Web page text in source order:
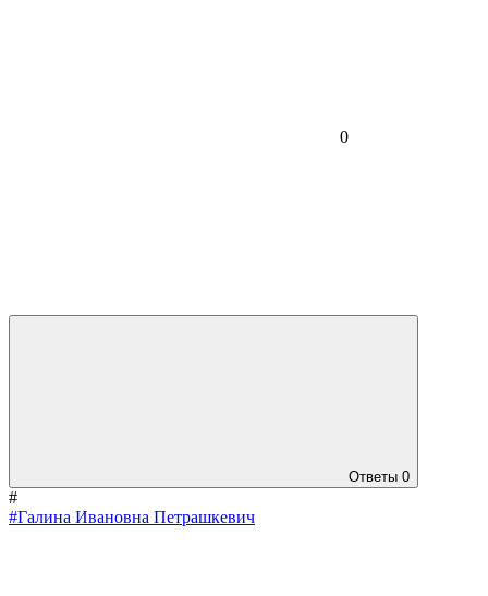
0
Ответы 0
#
#Галина Ивановна Петрашкевич